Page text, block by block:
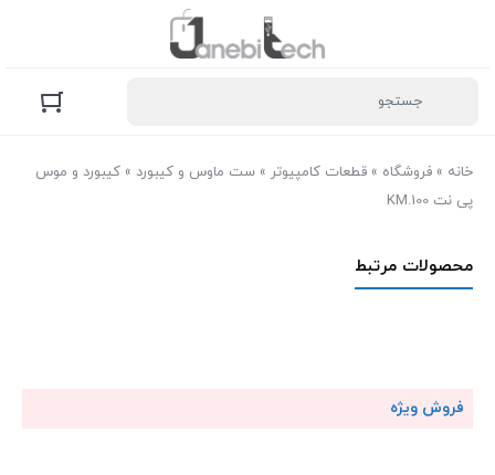
خانه » فروشگاه » قطعات کامپیوتر » ست ماوس و کیبورد » کیبورد و موس
پی نت KM.100
محصولات مرتبط
فروش ویژه